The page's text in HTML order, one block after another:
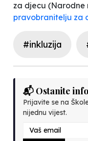
za djecu (Narodne
pravobranitelju za
#inkluzija
📬 Ostanite
Prijavite se na
nijednu vijest.